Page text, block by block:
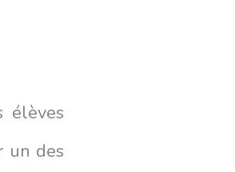
élèves
un des